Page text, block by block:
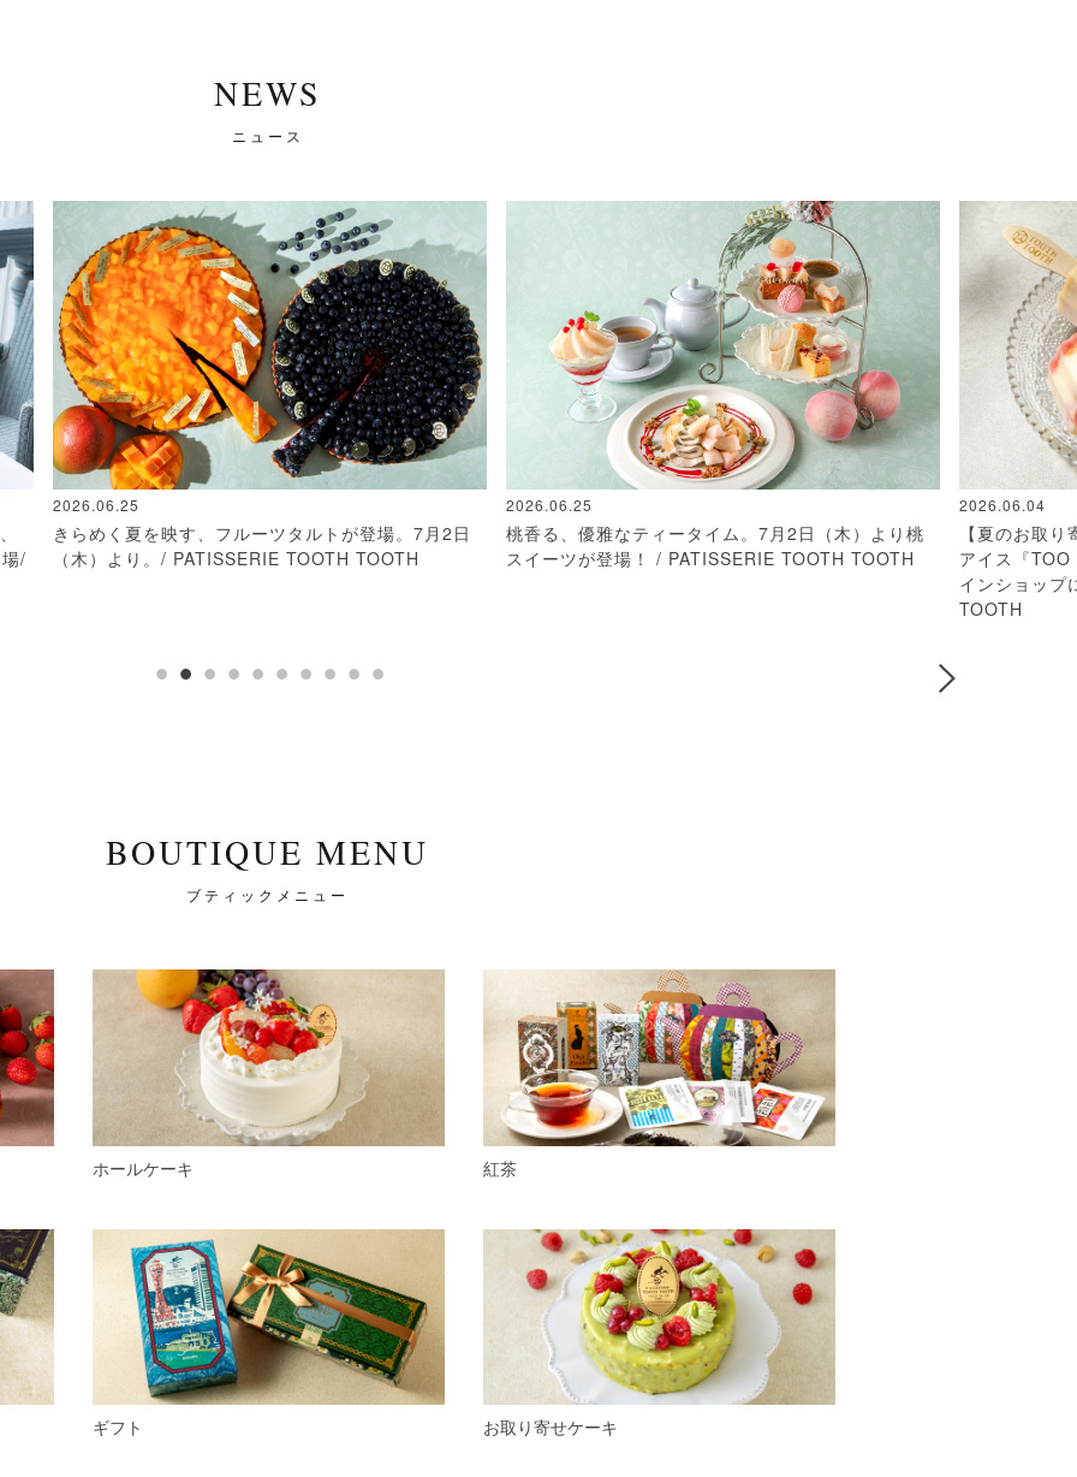
NEWS
ニュース
/
2026.06.25
きらめく夏を映す、フルーツタルトが登場。7月2日
（木）より。/ PATISSERIE TOOTH TOOTH
2026.06.25
桃香る、優雅なティータイム。7月2日（木）より桃
スイーツが登場！ / PATISSERIE TOOTH TOOTH
2026.06.04
【夏のお取
アイス『
インショップ
TOOTH
BOUTIQUE MENU
ブティックメニュー
ホールケーキ 紅茶
ギフト お取り寄せケーキ